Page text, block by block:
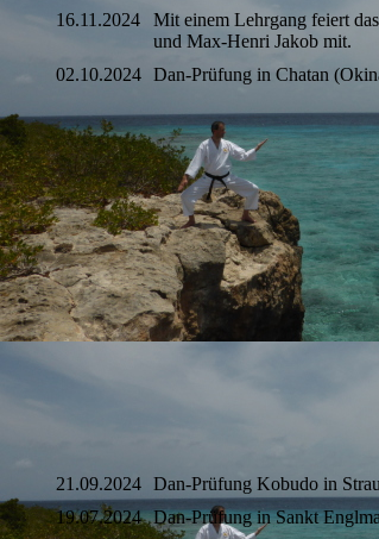
16.11.2024 Mit einem Lehrgang feiert
und Max-Henri Jakob mit.
02.10.2024 Dan-Prüfung in Chatan
21.09.2024 Dan-Prüfung Kobudo in
19.07.2024 Dan-Prüfung in Sankt